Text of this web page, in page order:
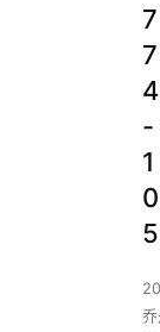
7
7
4
-
1
0
5